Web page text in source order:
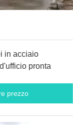
in acciaio
pronta
prezzo